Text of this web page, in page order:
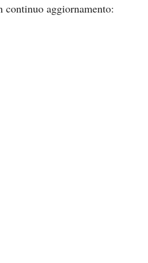
continuo aggiornamento: